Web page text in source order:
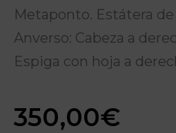
Metaponto. Estátera de
Anverso: Cabeza a
Espiga con hoja a
350,00€